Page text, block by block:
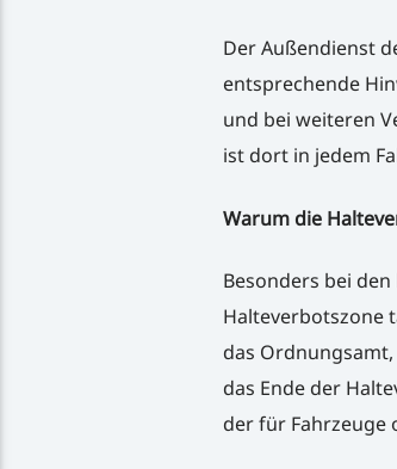
Der Außendienst
entsprechende
und bei weiteren
ist dort in jedem
Warum die
Besonders bei
Halteverbotszone
das
das Ende der
der für Fahrzeuge